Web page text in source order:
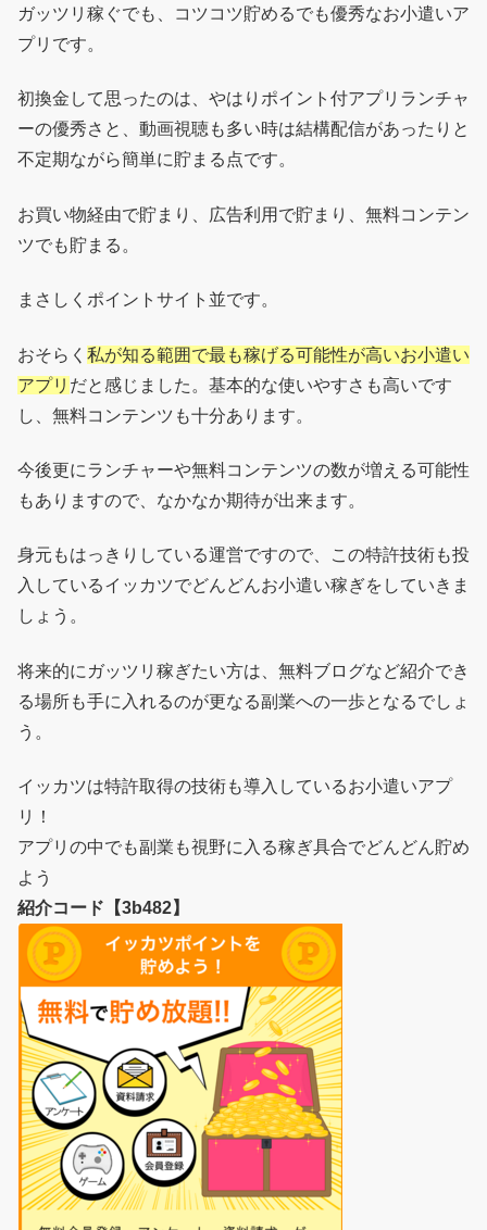
ガッツリ稼ぐでも、コツコツ貯めるでも優秀なお小遣いア
プリです。
初換金して思ったのは、やはりポイント付アプリランチャ
ーの優秀さと、動画視聴も多い時は結構配信があったりと
不定期ながら簡単に貯まる点です。
お買い物経由で貯まり、広告利用で貯まり、無料コンテン
ツでも貯まる。
まさしくポイントサイト並です。
おそらく 私が知る範囲で最も稼げる可能性が高いお小遣い
アプリ だと感じました。基本的な使いやすさも高いです
し、無料コンテンツも十分あります。
今後更にランチャーや無料コンテンツの数が増える可能性
もありますので、なかなか期待が出来ます。
身元もはっきりしている運営ですので、この特許技術も投
入しているイッカツでどんどんお小遣い稼ぎをしていきま
しょう。
将来的にガッツリ稼ぎたい方は、無料ブログなど紹介でき
る場所も手に入れるのが更なる副業への一歩となるでしょ
う。
イッカツは特許取得の技術も導入しているお小遣いアプ
リ！
アプリの中でも副業も視野に入る稼ぎ具合でどんどん貯め
よう
紹介コード【3b482】